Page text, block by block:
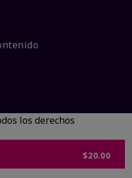
$20.00
los derechos
Privacidad
Cambiar país